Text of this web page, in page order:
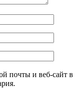
почты и веб-сайт в